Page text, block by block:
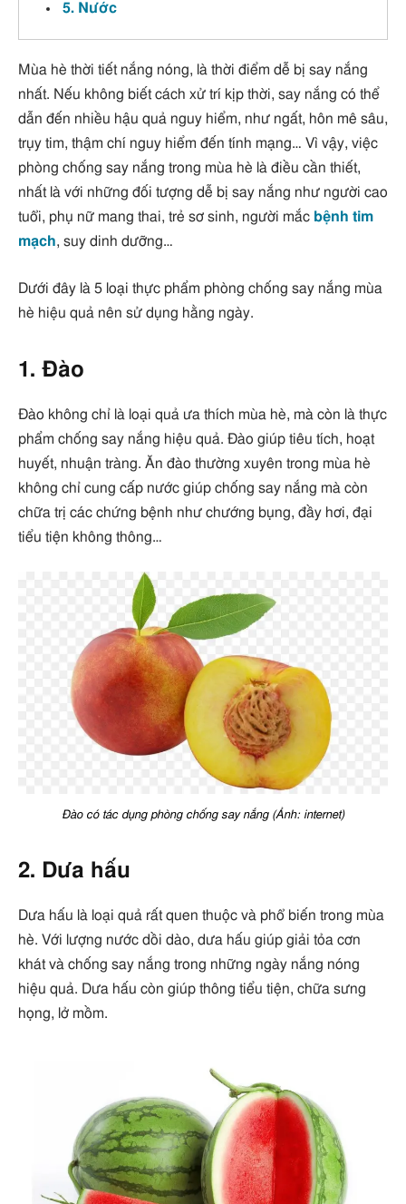
5. Nước
Mùa hè thời tiết nắng nóng, là thời điểm dễ bị say nắng
nhất. Nếu không biết cách xử trí kịp thời, say nắng có thể
dẫn đến nhiều hậu quả nguy hiểm, như ngất, hôn mê sâu,
trụy tim, thậm chí nguy hiểm đến tính mạng… Vì vậy, việc
phòng chống say nắng trong mùa hè là điều cần thiết,
nhất là với những đối tượng dễ bị say nắng như người cao
tuổi, phụ nữ mang thai, trẻ sơ sinh, người mắc bệnh tim
mạch, suy dinh dưỡng…
Dưới đây là 5 loại thực phẩm phòng chống say nắng mùa
hè hiệu quả nên sử dụng hằng ngày.
1. Đào
Đào không chỉ là loại quả ưa thích mùa hè, mà còn là thực
phẩm chống say nắng hiệu quả. Đào giúp tiêu tích, hoạt
huyết, nhuận tràng. Ăn đào thường xuyên trong mùa hè
không chỉ cung cấp nước giúp chống say nắng mà còn
chữa trị các chứng bệnh như chướng bụng, đầy hơi, đại
tiểu tiện không thông…
Đào có tác dụng phòng chống say nắng (Ảnh: internet)
2. Dưa hấu
Dưa hấu là loại quả rất quen thuộc và phổ biến trong mùa
hè. Với lượng nước dồi dào, dưa hấu giúp giải tỏa cơn
khát và chống say nắng trong những ngày nắng nóng
hiệu quả. Dưa hấu còn giúp thông tiểu tiện, chữa sưng
họng, lở mồm.